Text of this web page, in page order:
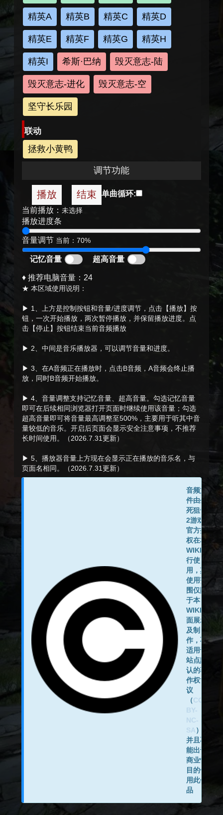
精英A 精英B 精英C 精英D
精英E 精英F 精英G 精英H
精英I 希斯·巴纳 毁灭意志-陆
毁灭意志-进化 毁灭意志-空
坚守长乐园
联动
拯救小黄鸭
调节功能
播放 结束
单曲循环:
当前播放： 未选择
播放进度条
音量调节 当前： 70%
记忆音量 超高音量
♦ 推荐电脑音量：24
★ 本区域使用说明：
▶ 1、上方是控制按钮和音量/进度调节，点击【播放】按
钮，一次开始播放，两次暂停播放，并保留播放进度。点
击【停止】按钮结束当前音频播放
▶ 2、中间是音乐播放器，可以调节音量和进度。
▶ 3、在A音频正在播放时，点击B音频，A音频会终止播
放，同时B音频开始播放。
▶ 4、音量调整支持记忆音量、超高音量。勾选记忆音量
即可在后续相同浏览器打开页面时继续使用该音量；勾选
超高音量即可将音量最高调整至500%，主要用于听其中音
量较低的音乐。开启后页面会显示安全注意事项，不推荐
长时间使用。（2026.7.31更新）
▶ 5、播放器音量上方现在会显示正在播放的音乐名，与
页面名相同。（2026.7.31更新）
音频文
件由生
死狙击
2游戏
官方授
权在本
WIKI进
行使
用，其
使用范
围仅限
于本
WIKI页
面展示
及制
作，不
适用于
站点默
认的著
作权协
议
（CC
BY-
NC-
SA），
并且不
能出于
商业性
目的使
用此作
品